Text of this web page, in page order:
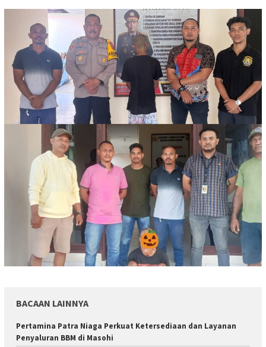
BACAAN LAINNYA
Pertamina Patra Niaga Perkuat Ketersediaan dan Layanan
Penyaluran BBM di Masohi